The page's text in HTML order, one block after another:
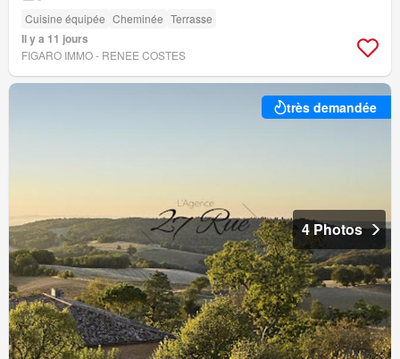
Cuisine équipée Cheminée Terrasse
Il y a 11 jours
FIGARO IMMO - RENEE COSTES
très demandée
4 Photos